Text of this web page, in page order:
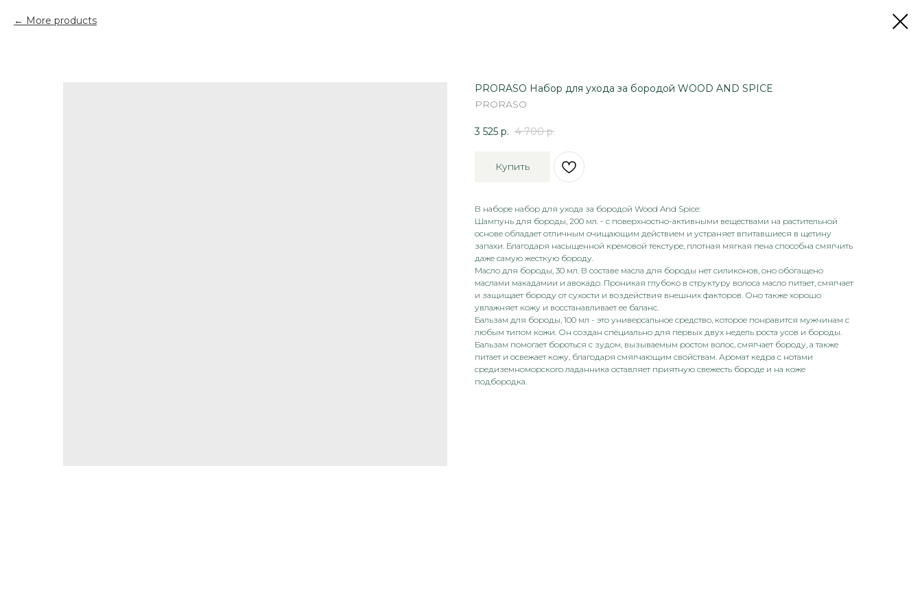
More products
PRORASO Набор для ухода за бородой WOOD AND SPICE
PRORASO
3 525 р. 4 700 р.
Купить
В наборе набор для ухода за бородой Wood And Spice:
Шампунь для бороды, 200 мл. - с поверхностно-активными веществами на растительной
основе обладает отличным очищающим действием и устраняет впитавшиеся в щетину
запахи. Благодаря насыщенной кремовой текстуре, плотная мягкая пена способна смягчить
даже самую жесткую бороду.
Масло для бороды, 30 мл. В составе масла для бороды нет силиконов, оно обогащено
маслами макадамии и авокадо. Проникая глубоко в структуру волоса масло питает, смягчает
и защищает бороду от сухости и воздействия внешних факторов. Оно также хорошо
увлажняет кожу и восстанавливает ее баланс.
Бальзам для бороды, 100 мл - это универсальное средство, которое понравится мужчинам с
любым типом кожи. Он создан специально для первых двух недель роста усов и бороды.
Бальзам помогает бороться с зудом, вызываемым ростом волос, смягчает бороду, а также
питает и освежает кожу, благодаря смягчающим свойствам. Аромат кедра с нотами
средиземноморского ладанника оставляет приятную свежесть бороде и на коже
подбородка.